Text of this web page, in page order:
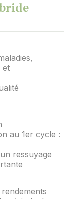
et
au 1er cycle :
ressuyage